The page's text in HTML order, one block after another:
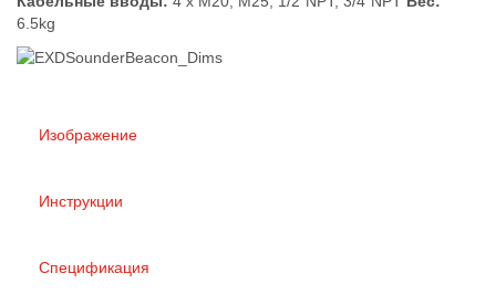
6.5kg
Изображение
Инструкции
Спецификация